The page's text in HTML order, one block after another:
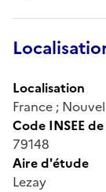
Localisation
France ;
Code INSEE
79148
Aire d'étude
Lezay